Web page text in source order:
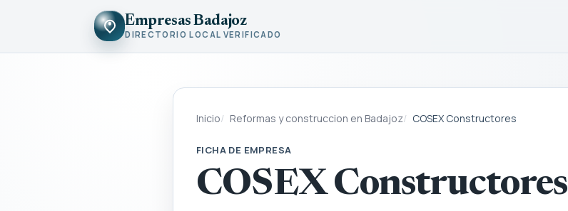
Empresas Badajoz
DIRECTORIO LOCAL VERIFICADO
Inicio Reformas y construccion en Badajoz COSEX Constructores
FICHA DE EMPRESA
COSEX Constructores